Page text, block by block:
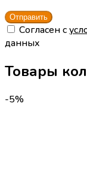
Cогласен с
данных
Товары
-5%